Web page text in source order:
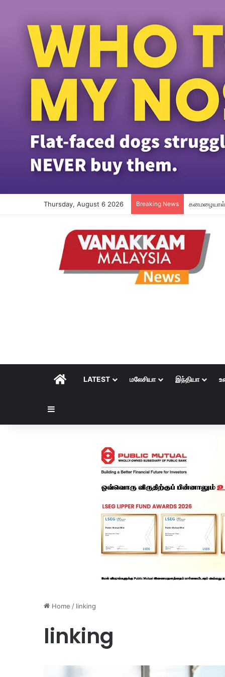
Thursday, August 6 2026 Breaking News பதின்மவயது
HOMELATEST மலேசியா இந்தியா
Home / linking
linking